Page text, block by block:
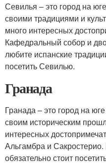
Севилья – это город на
своими традициями и
много интересных
Кафедральный собор и
любите испанские
посетить Севилью.
Гранада
Гранада – это город на
своим историческим
интересных
Альгамбра и
обязательно стоит